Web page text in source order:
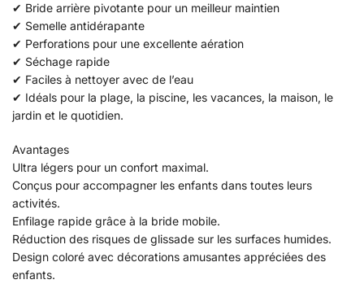
✔ Bride arrière pivotante pour un meilleur maintien
✔ Semelle antidérapante
✔ Perforations pour une excellente aération
✔ Séchage rapide
✔ Faciles à nettoyer avec de l’eau
✔ Idéals pour la plage, la piscine, les vacances, la maison, le
jardin et le quotidien.
Avantages
Ultra légers pour un confort maximal.
Conçus pour accompagner les enfants dans toutes leurs
activités.
Enfilage rapide grâce à la bride mobile.
Réduction des risques de glissade sur les surfaces humides.
Design coloré avec décorations amusantes appréciées des
enfants.